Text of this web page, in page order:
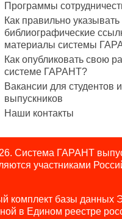
Программы
Как правильно указывать
библиографические
материалы системы
Как опубликовать свою
системе ГАРАНТ?
Вакансии для студентов и
выпускников
Наши контакты
ГАРАНТ
участниками
базы данных
в Едином реестре